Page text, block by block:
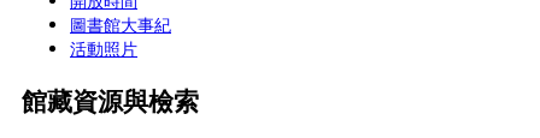
圖書館大事紀
活動照片
館藏資源與檢索